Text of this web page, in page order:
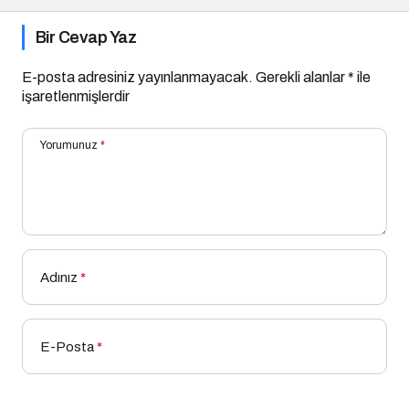
Bir Cevap Yaz
E-posta adresiniz yayınlanmayacak. Gerekli alanlar* ile
işaretlenmişlerdir
Yorumunuz *
Adınız *
E-Posta*